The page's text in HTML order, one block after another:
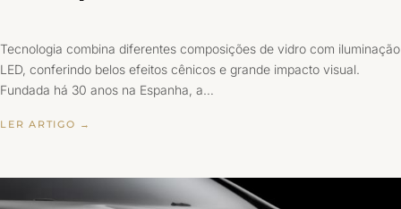
Tecnologia combina diferentes composições de vidro com iluminação
LED, conferindo belos efeitos cênicos e grande impacto visual.
Fundada há 30 anos na Espanha, a…
LER ARTIGO →